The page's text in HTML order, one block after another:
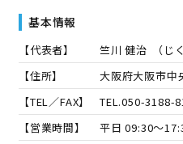
基本情報
【代表者】 竺川 健治 （ じ
【住所】
大阪府大阪市
【TEL／FAX】
TEL.050-3188-
【営業時間】
平日 09:30～